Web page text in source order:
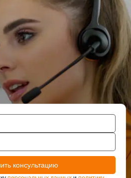
из которого они сделаны, так
могут использоваться
Крупные подземные
тоннели и паркинги также
наблюдении за